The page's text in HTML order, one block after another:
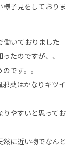
子見をしておりま
働いておりました
たのですが、、
です。。
薬はかなりキツイ
やすいと思ってお
に近い物でなんと